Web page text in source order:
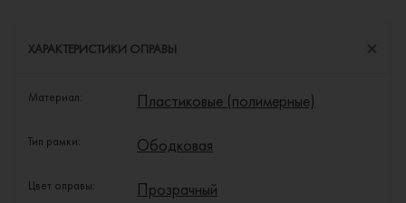
ХАРАКТЕРИСТИКИ ОПРАВЫ
Материал: Пластиковые (полимерные)
Тип рамки: Ободковая
Цвет оправы: Прозрачный